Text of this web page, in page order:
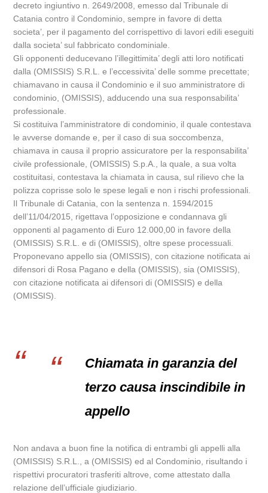
decreto ingiuntivo n. 2649/2008, emesso dal Tribunale di
Catania contro il Condominio, sempre in favore di detta
societa’, per il pagamento del corrispettivo di lavori edili eseguiti
dalla societa’ sul fabbricato condominiale.
Gli opponenti deducevano l’illegittimita’ degli atti loro notificati
dalla (OMISSIS) S.R.L. e l’eccessivita’ delle somme precettate;
chiamavano in causa il Condominio e il suo amministratore di
condominio, (OMISSIS), adducendo una sua responsabilita’
professionale.
Si costituiva l’amministratore di condominio, il quale contestava
le avverse domande e, per il caso di sua soccombenza,
chiamava in causa il proprio assicuratore per la responsabilita’
civile professionale, (OMISSIS) S.p.A., la quale, a sua volta
costituitasi, contestava la chiamata in causa, sul rilievo che la
polizza coprisse solo le spese legali e non i rischi professionali.
Il Tribunale di Catania, con la sentenza n. 1594/2015
dell’11/04/2015, rigettava l’opposizione e condannava gli
opponenti al pagamento di Euro 12.000,00 in favore della
(OMISSIS) S.R.L. e di (OMISSIS), oltre spese processuali.
Proponevano appello sia (OMISSIS), con citazione notificata ai
difensori di Rosa Pagano e della (OMISSIS), sia (OMISSIS),
con citazione notificata ai difensori di (OMISSIS) e della
(OMISSIS).
Chiamata in garanzia del
terzo causa inscindibile in
appello
Non andava a buon fine la notifica di entrambi gli appelli alla
(OMISSIS) S.R.L., a (OMISSIS) ed al Condominio, risultando i
rispettivi procuratori trasferiti altrove, come attestato dalla
relazione dell’ufficiale giudiziario.